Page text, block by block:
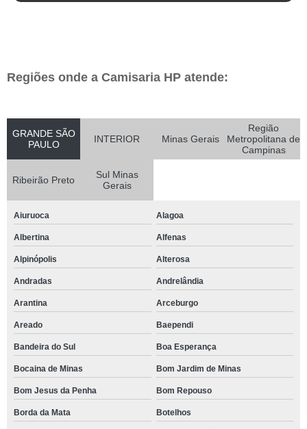
Regiões onde a Camisaria HP atende:
GRANDE SÃO
PAULO
INTERIOR Minas Gerais
Região
Metropolitana de
Campinas
Ribeirão Preto
Sul Minas
Gerais
Aiuruoca Alagoa
Albertina Alfenas
Alpinópolis Alterosa
Andradas Andrelândia
Arantina Arceburgo
Areado Baependi
Bandeira do Sul Boa Esperança
Bocaina de Minas Bom Jardim de Minas
Bom Jesus da Penha Bom Repouso
Borda da Mata Botelhos